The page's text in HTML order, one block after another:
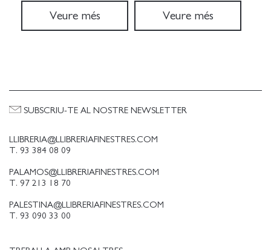
Veure més Veure més
LLIBRERIA@LLIBRERIAFINESTRES.COM
T. 93 384 08 09
PALAMOS@LLIBRERIAFINESTRES.COM
T. 97 213 18 70
PALESTINA@LLIBRERIAFINESTRES.COM
T. 93 090 33 00
SUBSCRIU-TE AL NOSTRE NEWSLETTER